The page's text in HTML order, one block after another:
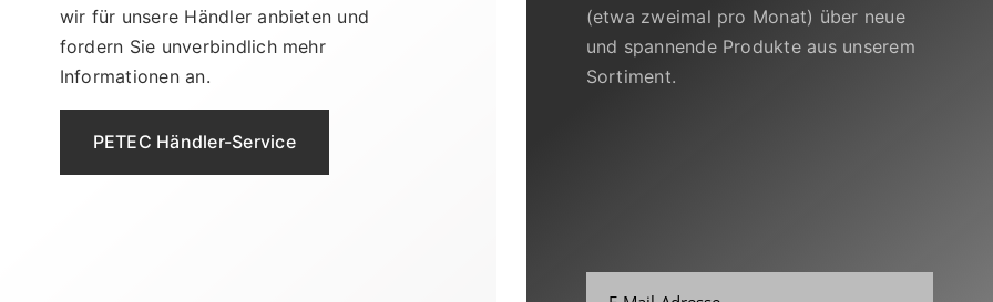
wir für unsere Händler anbieten und
fordern Sie unverbindlich mehr
Informationen an.
PETEC Händler-Service
(etwa zweimal pro Monat) über neue
und spannende Produkte aus unserem
Sortiment.